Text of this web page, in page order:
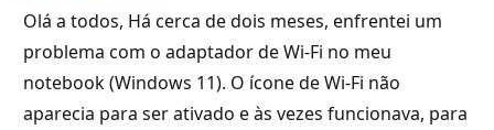
Olá a todos, Há cerca de dois meses, enfrentei um
problema com o adaptador de Wi-Fi no meu
notebook (Windows 11). O ícone de Wi-Fi não
aparecia para ser ativado e às vezes funcionava, para